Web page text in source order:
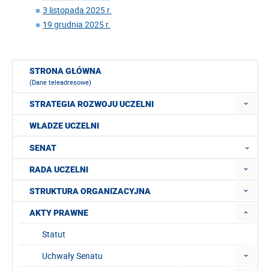
3 listopada 2025 r.
19 grudnia 2025 r.
STRONA GŁÓWNA
(Dane teleadresowe)
STRATEGIA ROZWOJU UCZELNI
WŁADZE UCZELNI
SENAT
RADA UCZELNI
STRUKTURA ORGANIZACYJNA
AKTY PRAWNE
Statut
Uchwały Senatu